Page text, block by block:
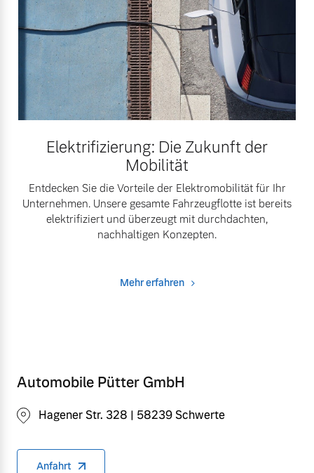
Elektrifizierung: Die Zukunft der
Mobilität
Entdecken Sie die Vorteile der Elektromobilität für Ihr
Unternehmen. Unsere gesamte Fahrzeugflotte ist bereits
elektrifiziert und überzeugt mit durchdachten,
nachhaltigen Konzepten.
Mehr erfahren
Automobile Pütter GmbH
Hagener Str. 328 | 58239 Schwerte
Anfahrt